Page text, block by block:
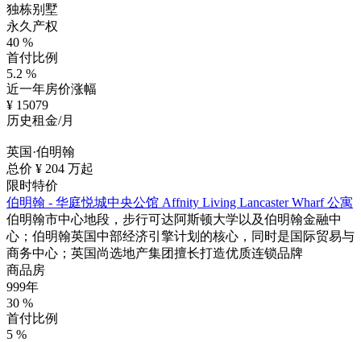
独栋别墅
永久产权
40 %
首付比例
5.2 %
近一年房价涨幅
¥ 15079
历史租金/月
英国·伯明翰
总价 ¥ 204 万起
限时特价
伯明翰 - 华庭悦城中央公馆 Affnity Living Lancaster Wharf 公寓
伯明翰市中心地段，步行可达阿斯顿大学以及伯明翰金融中
心；伯明翰英国中部经济引擎计划的核心，同时是国际贸易与
商务中心；英国尚选地产集团擅长打造优质连锁品牌
商品房
999年
30 %
首付比例
5 %